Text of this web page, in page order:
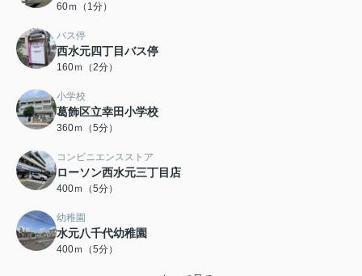
60ｍ（1分）
バス停
西水元四丁目バス停
160ｍ（2分）
小学校
葛飾区立幸田小学校
360ｍ（5分）
コンビニエンスストア
ローソン西水元三丁目店
400ｍ（5分）
幼稚園
水元八千代幼稚園
400ｍ（5分）